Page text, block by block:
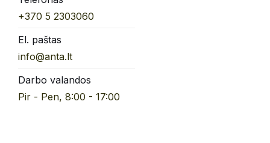
+370 5 2303060
El. paštas
info@anta.lt
Darbo valandos
Pir - Pen, 8:00 - 17:00